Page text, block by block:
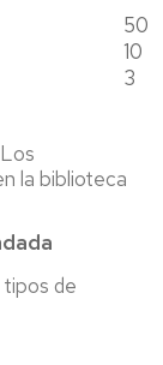
50
10
3
la biblioteca
de